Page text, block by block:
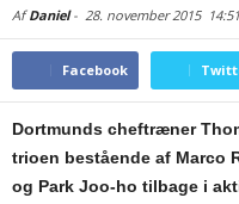
AfDaniel- 28. november 201514:51
Facebook
Dortmunds cheftræner
trioen bestående af Marco
og Park Joo-ho tilbage i